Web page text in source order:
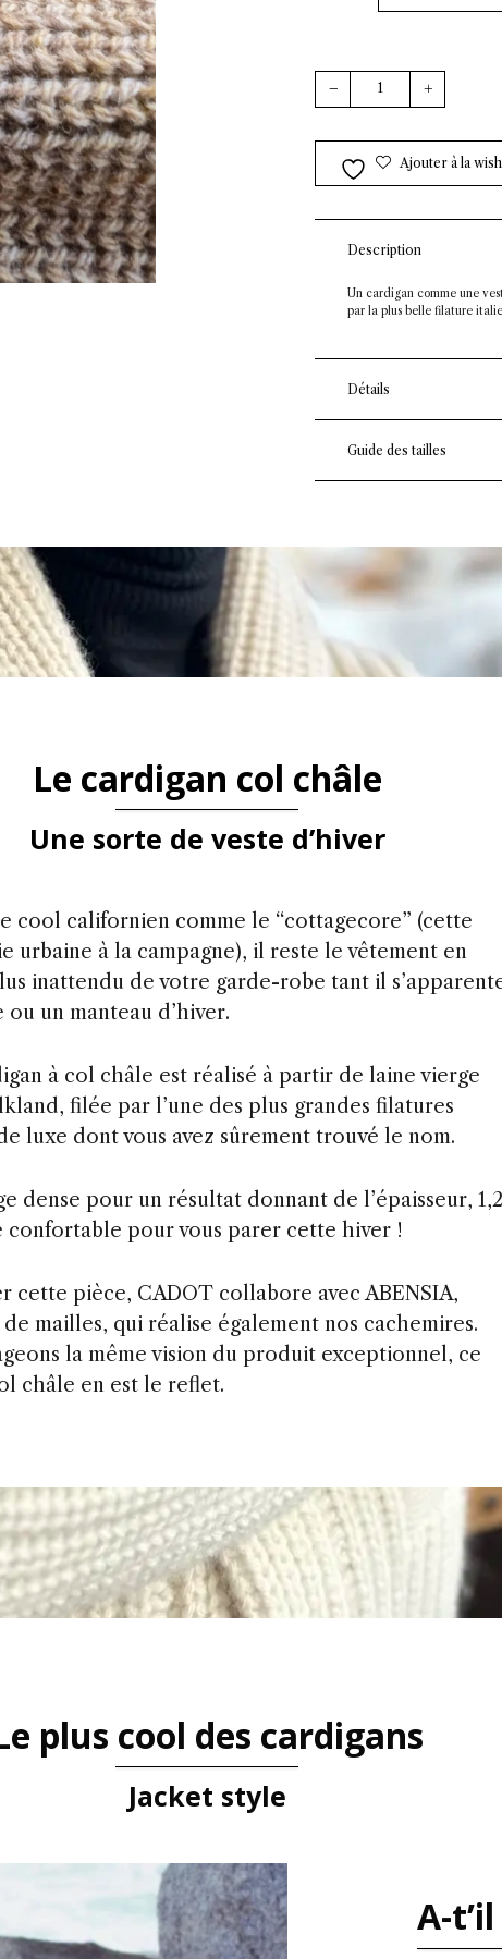
quantité de Cardigan
Ajouter à la
Description
Un cardigan comme une
par la plus belle filature
Détails
Guide des tailles
Le cardigan col châle
Une sorte de veste d’hiver
cool californien comme le “cottagecore” (cette
urbaine à la campagne), il reste le vêtement en
inattendu de votre garde-robe tant il
ou un manteau d’hiver.
à col châle est réalisé à partir de laine vierge
filée par l’une des plus grandes filatures
luxe dont vous avez sûrement trouvé le nom.
dense pour un résultat donnant de l’épaisseur, 1,2
confortable pour vous parer cette hiver !
cette pièce, CADOT collabore avec ABENSIA,
mailles, qui réalise également nos cachemires.
la même vision du produit exceptionnel, ce
châle en est le reflet.
plus cool des cardigans
Jacket style
A-